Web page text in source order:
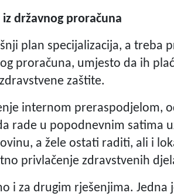
državnog proračuna
plan specijalizacija, a treba
proračuna, umjesto da ih
zaštite.
internom preraspodjelom,
rade u popodnevnim satima
a žele ostati raditi, ali i
privlačenje zdravstvenih
i za drugim rješenjima. Jedna